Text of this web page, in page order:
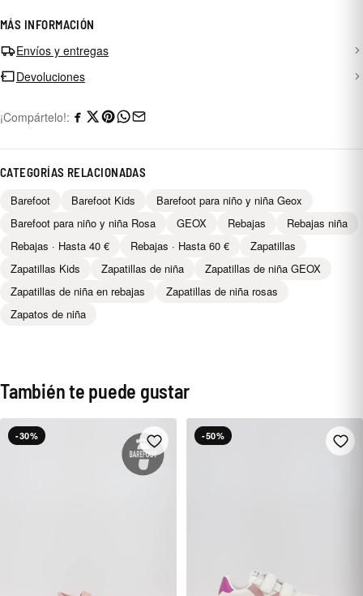
MÁS INFORMACIÓN
Envíos y entregas
Devoluciones
¡Compártelo!:
CATEGORÍAS RELACIONADAS
Barefoot Barefoot Kids
Barefoot para niño y niña Geox
Barefoot para niño y niña Rosa
GEOX Rebajas
Rebajas niña
Rebajas · Hasta 40 €
Rebajas · Hasta 60 €
Zapatillas
Zapatillas Kids
Zapatillas de niña
Zapatillas de niña GEOX
Zapatillas de niña en rebajas
Zapatillas de niña rosas
Zapatos de niña
También te puede gustar
-30% -50%